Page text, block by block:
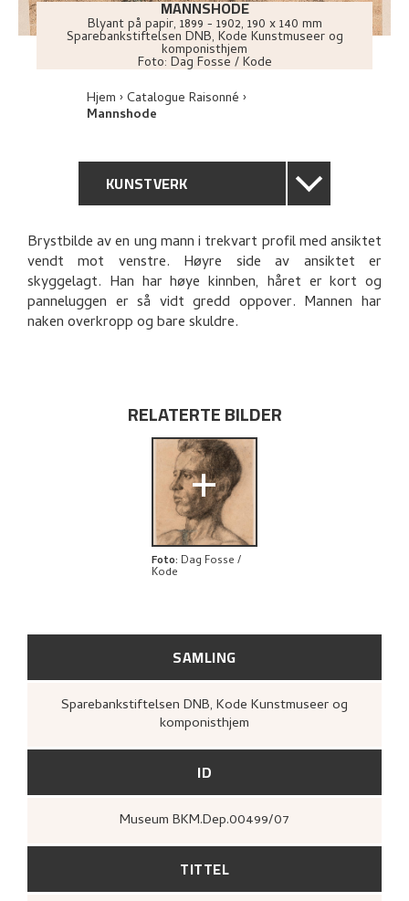
MANNSHODE
Blyant på papir, 1899 - 1902, 190 x 140 mm
Sparebankstiftelsen DNB, Kode Kunstmuseer og
komponisthjem
Foto: Dag Fosse / Kode
Hjem Catalogue Raisonné
Mannshode
KUNSTVERK
GENERELL BESKRIVELSE
TEKNISK INFORMASJON
PROVENIENS
BIBLIOGRAFI
SAMLING
Sparebankstiftelsen DNB, Kode Kunstmuseer og
komponisthjem
ID
Museum BKM.Dep.00499/07
TITTEL
Brystbilde av en ung mann i trekvart profil med ansiktet
vendt mot venstre. Høyre side av ansiktet er
skyggelagt. Han har høye kinnben, håret er kort og
panneluggen er så vidt gredd oppover. Mannen har
naken overkropp og bare skuldre.
RELATERTE BILDER
+
Foto: Dag Fosse /
Kode